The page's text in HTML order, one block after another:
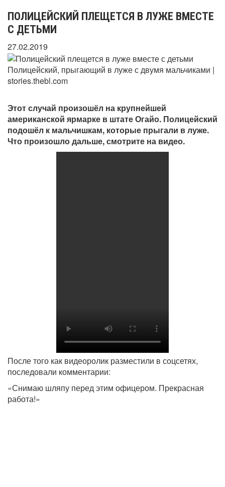
ПОЛИЦЕЙСКИЙ ПЛЕЩЕТСЯ В ЛУЖЕ ВМЕСТЕ
С ДЕТЬМИ
27.02.2019
Полицейский, прыгающий в луже с двумя мальчиками |
stories.thebl.com
Этот случай произошёл на крупнейшей
американской ярмарке в штате Огайо. Полицейский
подошёл к мальчишкам, которые прыгали в луже.
Что произошло дальше, смотрите на видео.
После того как видеоролик разместили в соцсетях,
последовали комментарии:
«Снимаю шляпу перед этим офицером. Прекрасная
работа!»